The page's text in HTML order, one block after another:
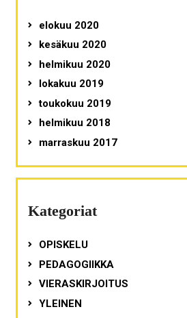
elokuu 2020
kesäkuu 2020
helmikuu 2020
lokakuu 2019
toukokuu 2019
helmikuu 2018
marraskuu 2017
Kategoriat
OPISKELU
PEDAGOGIIKKA
VIERASKIRJOITUS
YLEINEN